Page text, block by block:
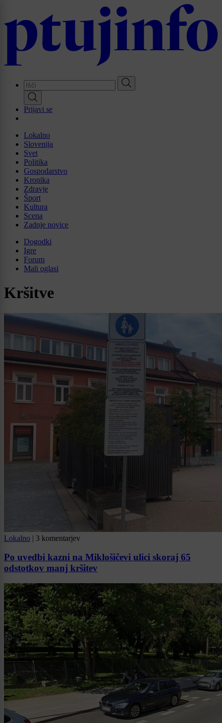
main
Prijavi se
Lokalno
Slovenija
Svet
Politika
Gospodarstvo
Kronika
Zdravje
Šport
Kultura
Scena
Zadnje novice
Dogodki
Igre
Forum
Mali oglasi
Kršitve
Lokalno | 3 komentarjev
Po uvedbi kazni na Miklošičevi ulici skoraj 65
odstotkov manj kršitev